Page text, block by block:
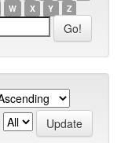
W X Y Z